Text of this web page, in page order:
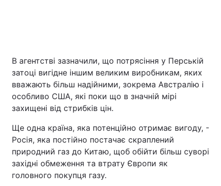
В агентстві зазначили, що потрясіння у Перській
затоці вигідне іншим великим виробникам, яких
вважають більш надійними, зокрема Австралію і
особливо США, які поки що в значній мірі
захищені від стрибків цін.
Ще одна країна, яка потенційно отримає вигоду, -
Росія, яка постійно постачає скраплений
природний газ до Китаю, щоб обійти більш суворі
західні обмеження та втрату Європи як
головного покупця газу.